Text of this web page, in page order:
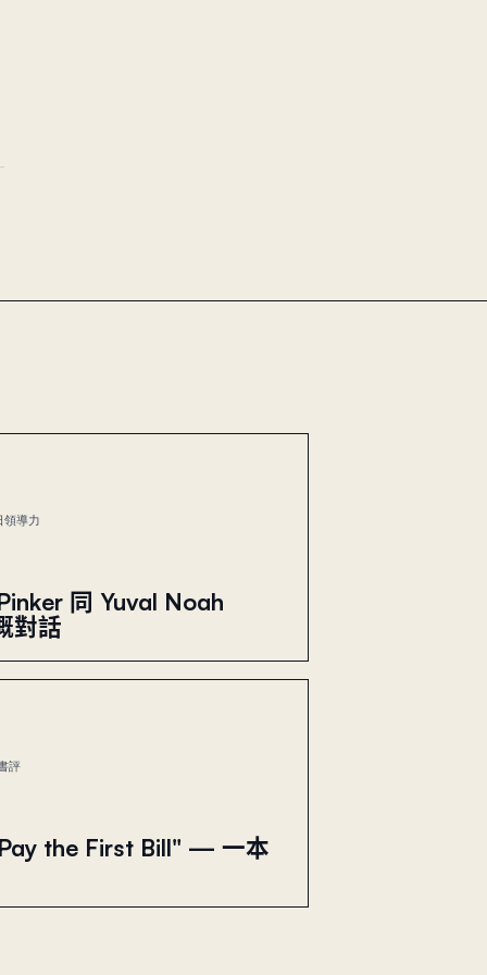
領導力
同 Yuval Noah
對話
評
the First Bill" — 一本